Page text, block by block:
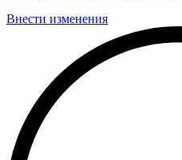
Внести изменения